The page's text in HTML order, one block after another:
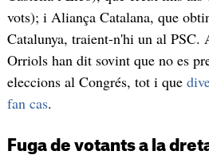
vots); i Aliança Catalana, que
Catalunya, traient-n'hi un al PSC.
Orriols han dit sovint que no es
eleccions al Congrés, tot i que
fan cas.
Fuga de votants a la